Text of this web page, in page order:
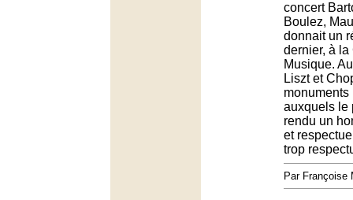
concert
Boulez,
donnait un
dernier, à la
Musique.
Liszt et
auxquels le
rendu un
et
trop
Par Françoise